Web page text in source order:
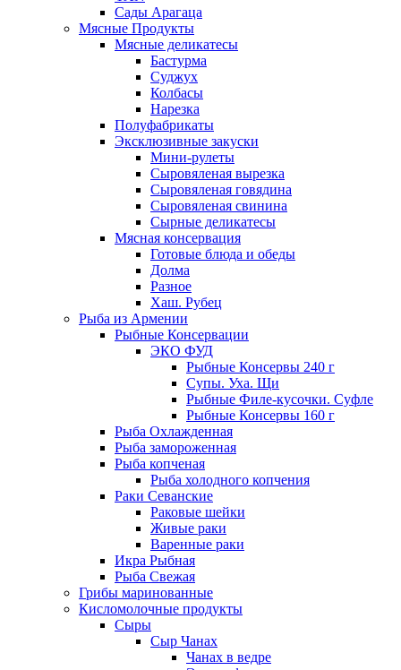
Сады Арагаца
Мясные Продукты
Мясные деликатесы
Бастурма
Суджух
Колбасы
Нарезка
Полуфабрикаты
Эксклюзивные закуски
Мини-рулеты
Сыровяленая вырезка
Сыровяленая говядина
Сыровяленая свинина
Сырные деликатесы
Мясная консервация
Готовые блюда и обеды
Долма
Разное
Хаш. Рубец
Рыба из Армении
Рыбные Консервации
ЭКО ФУД
Рыбные Консервы 240 г
Супы. Уха. Щи
Рыбные Филе-кусочки. Суфле
Рыбные Консервы 160 г
Рыба Охлажденная
Рыба замороженная
Рыба копченая
Рыба холодного копчения
Раки Севанские
Раковые шейки
Живые раки
Варенные раки
Икра Рыбная
Рыба Свежая
Грибы маринованные
Кисломолочные продукты
Сыры
Сыр Чанах
Чанах в ведре